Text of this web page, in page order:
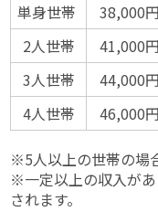
単身世帯
38,000円
2人世帯
41,000円
3人世帯
44,000円
4人世帯
46,000円
※5人以上の世帯の場
※一定以上の収入が
されます。